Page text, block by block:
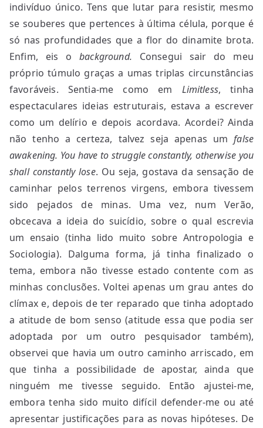
indivíduo único. Tens que lutar para resistir, mesmo
se souberes que pertences à última célula, porque é
só nas profundidades que a flor do dinamite brota.
Enfim, eis obackground. Consegui sair do meu
próprio túmulo graças a umas triplas circunstâncias
favoráveis. Sentia-me como em Limitless, tinha
espectaculares ideias estruturais, estava a escrever
como um delírio e depois acordava. Acordei? Ainda
não tenho a certeza, talvez seja apenas umfalse
awakening. You have to struggle constantly, otherwise you
shall constantly lose. Ou seja, gostava da sensação de
caminhar pelos terrenos virgens, embora tivessem
sido pejados de minas. Uma vez, num Verão,
obcecava a ideia do suicídio, sobre o qual escrevia
um ensaio (tinha lido muito sobre Antropologia e
Sociologia). Dalguma forma, já tinha finalizado o
tema, embora não tivesse estado contente com as
minhas conclusões. Voltei apenas um grau antes do
clímax e, depois de ter reparado que tinha adoptado
a atitude de bom senso (atitude essa que podia ser
adoptada por um outro pesquisador também),
observei que havia um outro caminho arriscado, em
que tinha a possibilidade de apostar, ainda que
ninguém me tivesse seguido. Então ajustei-me,
embora tenha sido muito difícil defender-me ou até
apresentar justificações para as novas hipóteses. De